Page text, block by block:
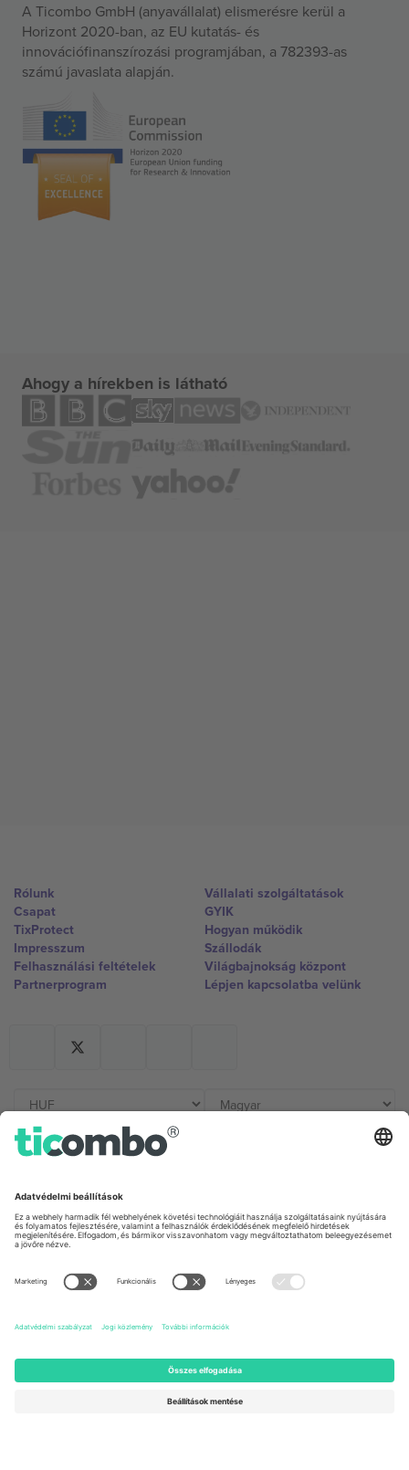
A Ticombo GmbH (anyavállalat) elismerésre kerül a
Horizont 2020-ban, az EU kutatás- és
innovációfinanszírozási programjában, a 782393-as
számú javaslata alapján.
Ahogy a hírekben is látható
Rólunk
Csapat
TixProtect
Impresszum
Felhasználási feltételek
Partnerprogram
Vállalati szolgáltatások
GYIK
Hogyan működik
Szállodák
Világbajnokság központ
Lépjen kapcsolatba velünk
Germany
Unter den Linden 24, 10117
Berlin, Germany
United Kingdom
167 City Road, London, Greater
Newark, Delaware 19713, United
States
Engelberg, Switzerland